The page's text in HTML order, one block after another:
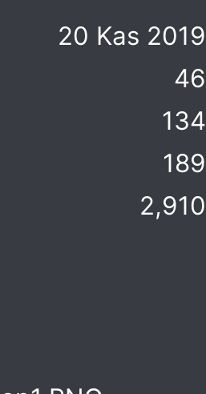
20 Kas 2019
46
134
189
2,910